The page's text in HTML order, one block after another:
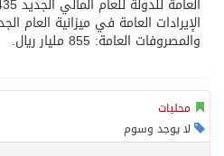
والمصروفات العامة: 855 مليار ريال.
محليات
لا يوجد وسوم